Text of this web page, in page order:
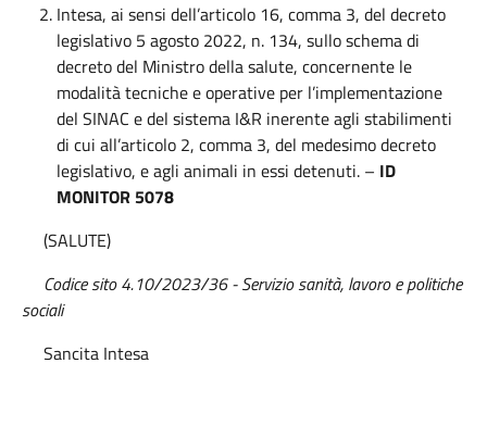
Intesa, ai sensi dell’articolo 16, comma 3, del decreto
legislativo 5 agosto 2022, n. 134, sullo schema di
decreto del Ministro della salute, concernente le
modalità tecniche e operative per l’implementazione
del SINAC e del sistema I&R inerente agli stabilimenti
di cui all’articolo 2, comma 3, del medesimo decreto
legislativo, e agli animali in essi detenuti. – ID
MONITOR 5078
(SALUTE)
Codice sito 4.10/2023/36 - Servizio sanità, lavoro e politiche
sociali
Sancita Intesa